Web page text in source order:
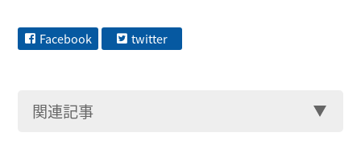
Facebook twitter
関連記事